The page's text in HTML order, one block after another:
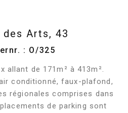
des Arts, 43
: O/325
allant de 171m² à 413m².
conditionné, faux-plafond,
régionales comprises dans
de parking sont